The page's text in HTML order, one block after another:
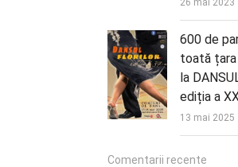
26 mai 2023
600 de
toată țara
la
ediția a
13 mai 2025
Comentarii recente